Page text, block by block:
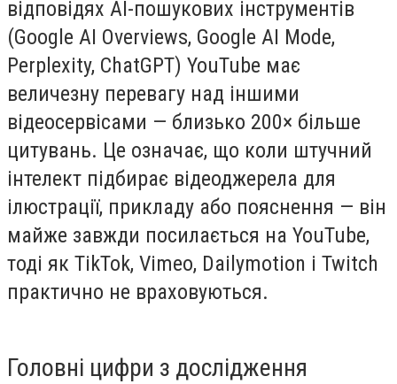
відповідях AI-пошукових інструментів
(Google AI Overviews, Google AI Mode,
Perplexity, ChatGPT) YouTube має
величезну перевагу над іншими
відеосервісами — близько 200× більше
цитувань. Це означає, що коли штучний
інтелект підбирає відеоджерела для
ілюстрації, прикладу або пояснення — він
майже завжди посилається на YouTube,
тоді як TikTok, Vimeo, Dailymotion і Twitch
практично не враховуються.
Головні цифри з дослідження